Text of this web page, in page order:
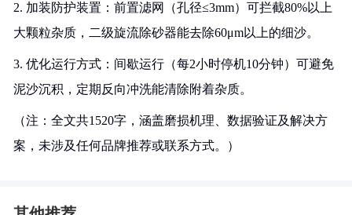
2. 加装防护装置：前置滤网（孔径≤3mm）可拦截80%以上
大颗粒杂质，二级旋流除砂器能去除60μm以上的细沙。
3. 优化运行方式：间歇运行（每2小时停机10分钟）可避免
泥沙沉积，定期反向冲洗能清除附着杂质。
（注：全文共1520字，涵盖磨损机理、数据验证及解决方
案，未涉及任何品牌推荐或联系方式。）